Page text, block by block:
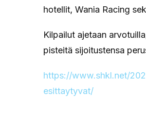
hotellit, Wania Racing
Kilpailut ajetaan
pisteitä sijoitustensa
https://www.shkl.net/
esittaytyvat/